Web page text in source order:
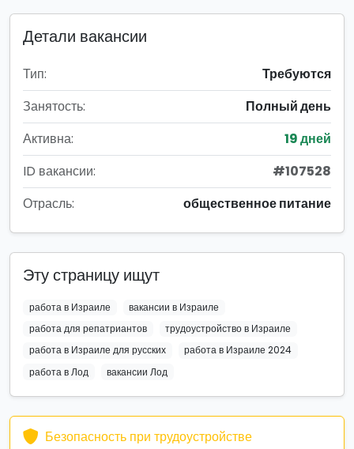
Детали вакансии
Тип:
Требуются
Занятость:
Полный день
Активна:
19 дней
ID вакансии:
#107528
Отрасль:
общественное питание
Эту страницу ищут
работа в Израиле
вакансии в Израиле
работа для репатриантов
трудоустройство в Израиле
работа в Израиле для русских
работа в Израиле 2024
работа в Лод
вакансии Лод
Безопасность при трудоустройстве